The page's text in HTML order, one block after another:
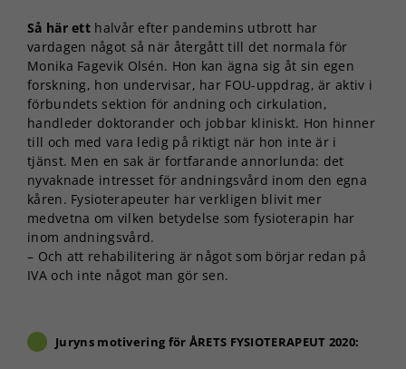
Så här ett halvår efter pandemins utbrott har
vardagen något så när återgått till det normala för
Monika Fagevik Olsén. Hon kan ägna sig åt sin egen
forskning, hon undervisar, har FOU-uppdrag, är aktiv i
förbundets sektion för andning och cirkulation,
handleder doktorander och jobbar kliniskt. Hon hinner
till och med vara ledig på riktigt när hon inte är i
tjänst. Men en sak är fortfarande annorlunda: det
nyvaknade intresset för andningsvård inom den egna
kåren. Fysioterapeuter har verkligen blivit mer
medvetna om vilken betydelse som fysioterapin har
inom andningsvård.
– Och att rehabilitering är något som börjar redan på
IVA och inte något man gör sen.
Juryns motivering för ÅRETS FYSIOTERAPEUT 2020:
Nödvändiga
Dessa kakor
går inte att
välja bort. De
behövs för
att hemsidan
över huvud